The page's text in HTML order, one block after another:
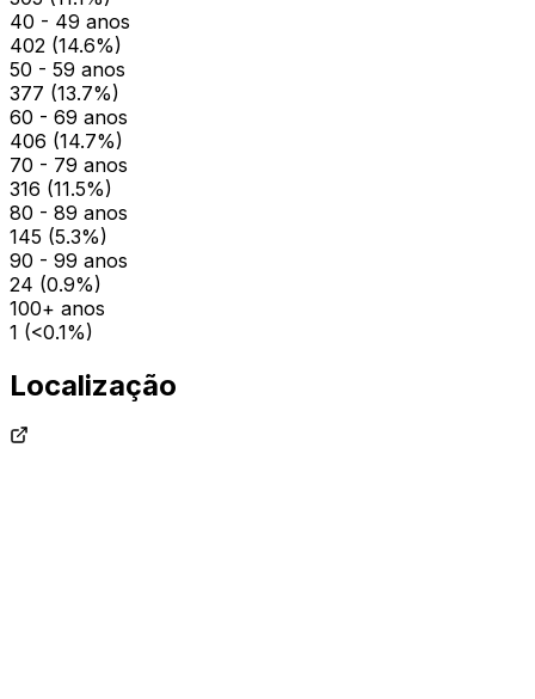
40 - 49 anos
402 (14.6%)
50 - 59 anos
377 (13.7%)
60 - 69 anos
406 (14.7%)
70 - 79 anos
316 (11.5%)
80 - 89 anos
145 (5.3%)
90 - 99 anos
24 (0.9%)
100+ anos
1 (<0.1%)
Localização